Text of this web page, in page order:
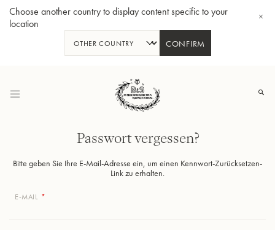
Choose another country to display content specific to your
location
CONFIRM
springen
Passwort vergessen?
Bitte geben Sie Ihre E-Mail-Adresse ein, um einen Kennwort-Zurücksetzen-
Link zu erhalten.
E-MAIL